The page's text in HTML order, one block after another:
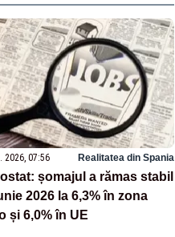
2026, 07:56 Realitatea din Spania
șomajul a rămas stabil
2026 la 6,3% în zona
și 6,0% în UE